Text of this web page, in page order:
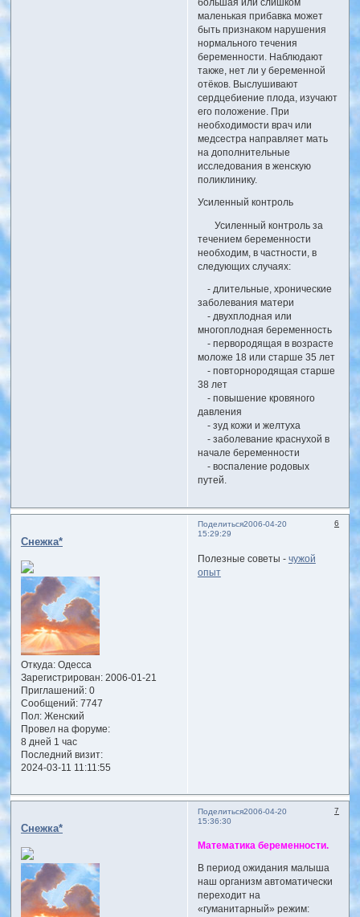
большая или слишком
маленькая прибавка может
быть признаком нарушения
нормального течения
беременности. Наблюдают
также, нет ли у беременной
отёков. Выслушивают
сердцебиение плода, изучают
его положение. При
необходимости врач или
медсестра направляет мать
на дополнительные
исследования в женскую
поликлинику.
Усиленный контроль
Усиленный контроль за
течением беременности
необходим, в частности, в
следующих случаях:
- длительные, хронические
заболевания матери
- двухплодная или
многоплодная беременность
- первородящая в возрасте
моложе 18 или старше 35 лет
- повторнородящая старше
38 лет
- повышение кровяного
давления
- зуд кожи и желтуха
- заболевание краснухой в
начале беременности
- воспаление родовых
путей.
Поделиться 6
2006-04-20
15:29:29
Снежка*
Откуда:Одесса
Зарегистрирован: 2006-01-21
Приглашений:0
Сообщений:7747
Пол:Женский
Провел на форуме:
8 дней 1 час
Последний визит:
2024-03-11 11:11:55
Полезные советы - чужой
опыт
Поделиться 7
2006-04-20
15:36:30
Снежка*
Математика беременности.
В период ожидания малыша
наш организм автоматически
переходит на
«гуманитарный» режим: